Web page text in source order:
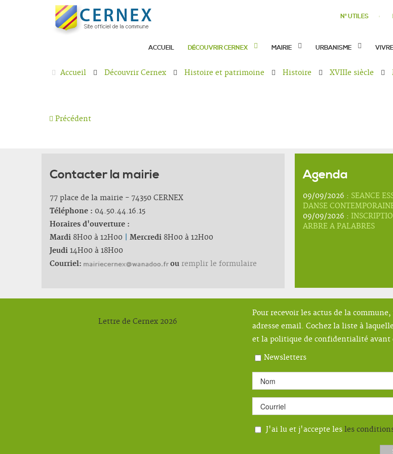
N° UTILES
ACCUEIL DÉCOUVRIR CERNEX MAIRIE URBANISME
Accueil Découvrir Cernex Histoire et patrimoine Histoire XVIIIe siècle
Précédent
Contacter la mairie
77 place de la mairie - 74350 CERNEX
Téléphone : 04.50.44.16.15
Horaires d'ouverture :
Mardi 8H00 à 12H00 Mercredi 8H00 à 12H00
Jeudi 14H00 à 18H00
Courriel:
ou remplir le formulaire
Agenda
09/09/2026 : SEANCE
DANSE
09/09/2026 :
ARBRE A PALABRES
Lettre de Cernex 2026
Pour recevoir les actus de la
adresse email. Cochez la liste à
et la politique de confidentialité avant
Newsletters
J'ai lu et j'accepte les les